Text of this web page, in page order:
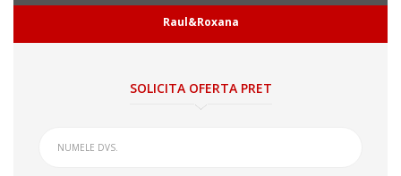
Raul&Roxana
SOLICITA OFERTA PRET